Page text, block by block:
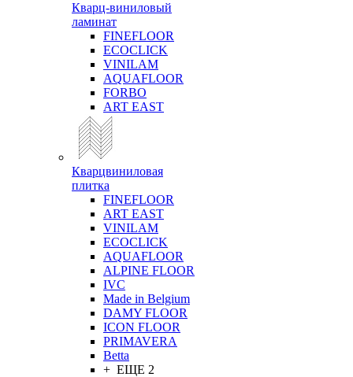
Кварц-виниловый
ламинат
FINEFLOOR
ECOCLICK
VINILAM
AQUAFLOOR
FORBO
ART EAST
Кварцвиниловая
плитка
FINEFLOOR
ART EAST
VINILAM
ECOCLICK
AQUAFLOOR
ALPINE FLOOR
IVC
Made in Belgium
DAMY FLOOR
ICON FLOOR
PRIMAVERA
Betta
+ ЕЩЕ 2